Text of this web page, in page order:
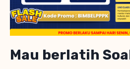
Mau berlatih